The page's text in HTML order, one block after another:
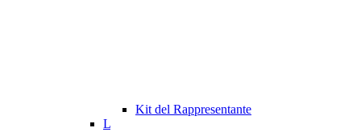
Kit del Rappresentante
L